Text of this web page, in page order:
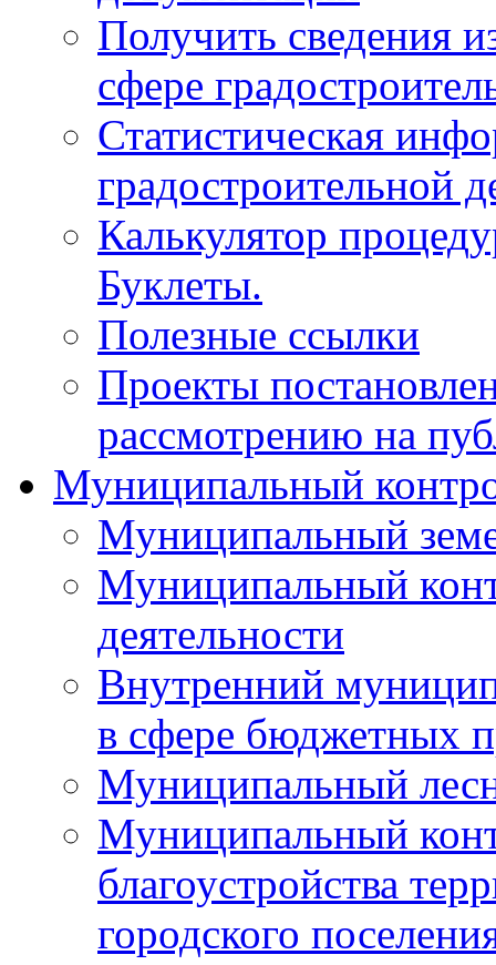
Получить сведения
сфере
Статистическая
градостроительной
Калькулятор
Буклеты.
Полезные ссылки
Проекты
рассмотрению на
Муниципальный
Муниципальный
Муниципальный
деятельности
Внутренний
в сфере бюджетных
Муниципальный
Муниципальный
благоустройства
городского